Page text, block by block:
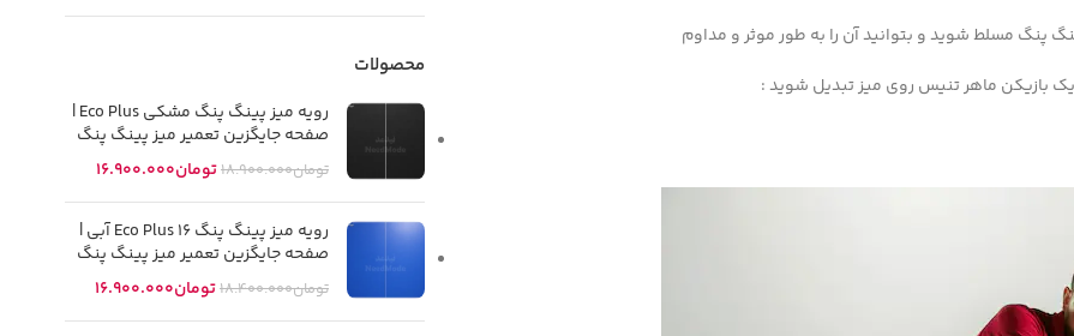
پنگ مسلط شوید و بتوانید آن را به طور موثر و مداوم
یک بازیکن ماهر تنیس روی میز تبدیل شوید :
محصولات
رویه میز پینگ پنگ مشکی Eco Plus |
صفحه جایگزین تعمیر میز پینگ پنگ
تومان18.900.000تومان16.900.000
رویه میز پینگ پنگ Eco Plus 16 آبی |
صفحه جایگزین تعمیر میز پینگ پنگ
تومان18.400.000تومان16.900.000